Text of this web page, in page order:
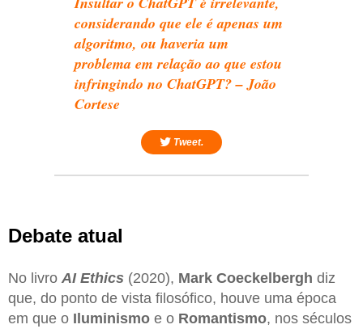
considerando que ele é apenas um
algoritmo, ou haveria um
problema em relação ao que estou
infringindo no ChatGPT? – João
Cortese
Tweet.
Debate atual
No livro AI Ethics (2020), Mark Coeckelbergh diz
que, do ponto de vista filosófico, houve uma época
em que o Iluminismo e o Romantismo, nos séculos